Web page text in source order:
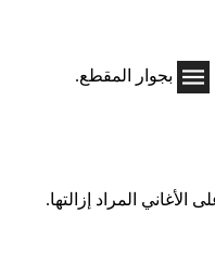
بجوار المقطع.
المراد إزالتها.